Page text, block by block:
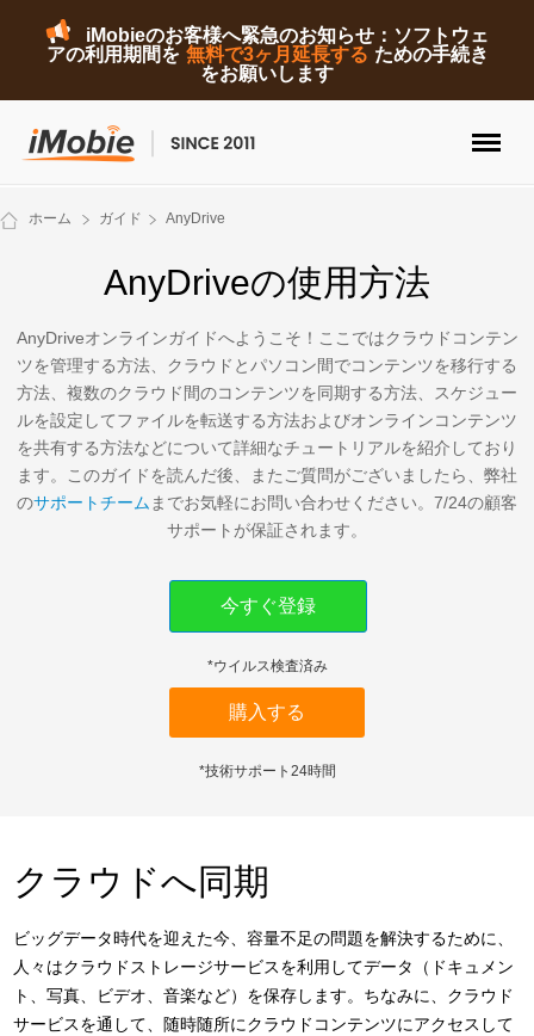
iMobieのお客様へ緊急のお知らせ：ソフトウェ
アの利用期間を 無料で3ヶ月延長する ための手続き
をお願いします
ロック解除&データ復元
データ転送
マルチメディア
便利ツール
ソリューション
ストア
ホーム ガイド AnyDrive
AnyDriveの使用方法
AnyDriveオンラインガイドへようこそ！ここではクラウドコンテン
ツを管理する方法、クラウドとパソコン間でコンテンツを移行する
方法、複数のクラウド間のコンテンツを同期する方法、スケジュー
ルを設定してファイルを転送する方法およびオンラインコンテンツ
を共有する方法などについて詳細なチュートリアルを紹介しており
ます。このガイドを読んだ後、またご質問がございましたら、弊社
のサポートチーム までお気軽にお問い合わせください。7/24の顧客
サポートが保証されます。
今すぐ登録
*ウイルス検査済み
購入する
*技術サポート24時間
クラウドへ同期
ビッグデータ時代を迎えた今、容量不足の問題を解決するために、
人々はクラウドストレージサービスを利用してデータ（ドキュメン
ト、写真、ビデオ、音楽など）を保存します。ちなみに、クラウド
サービスを通して、随時随所にクラウドコンテンツにアクセスして